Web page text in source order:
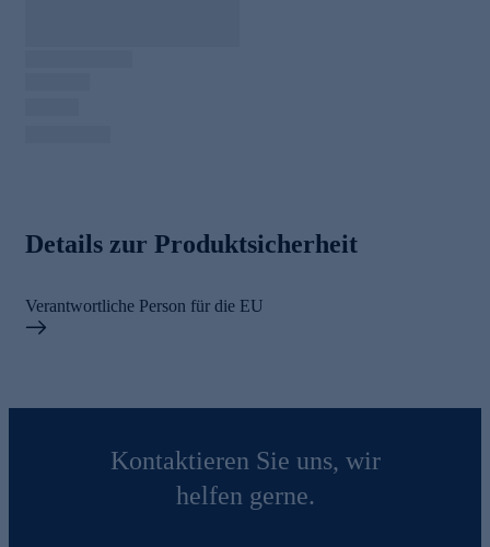
Details zur Produktsicherheit
Verantwortliche Person für die EU
Kontaktieren Sie uns, wir
helfen gerne.